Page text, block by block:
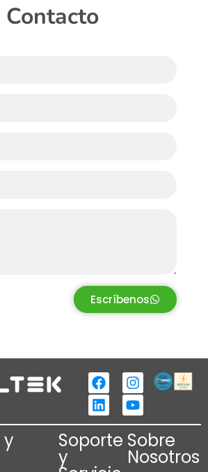
Contacto
Escríbenos
y Soporte
y
Sobre
Nosotros